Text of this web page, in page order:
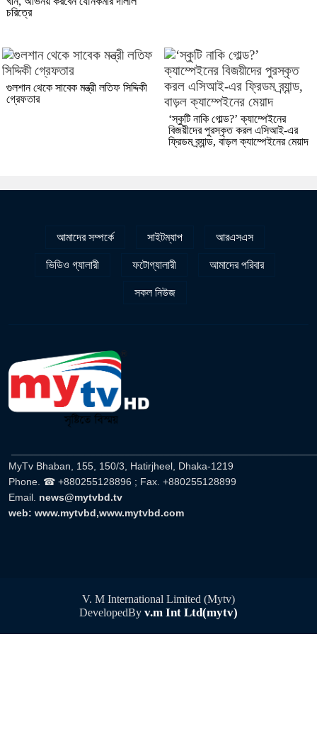
চরিত্রে
গুলশান থেকে সাবেক মন্ত্রী লতিফ সিদ্দিকী
গ্রেফতার
‘স্কুটি নাকি গোল্ড?’ ক্যাম্পেইনের
বিজয়ীদের পুরস্কৃত করল এসিআই-এর
ফ্রিডম ব্র্যান্ড, বাড়ল ক্যাম্পেইনের মেয়াদ
আমাদের সম্পর্কে সাইটম্যাপ আরএসএস
ভিডিও গ্যালারী ফটোগ্যালারী আমাদের পরিবার
সকল নিউজ
MyTv Bhaban, 155, 150/3, Hatirjheel, Dhaka-1219
Phone. ☎ +880255128896 ; Fax. +880255128899
Email. news@mytvbd.tv
web: www.mytvbd,www.mytvbd.com
V. M International Limited (Mytv)
DevelopedBy v.m Int Ltd(mytv)